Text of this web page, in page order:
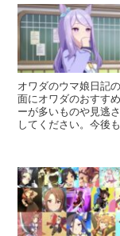
オワダのウマ娘日記
面にオワダのおすす
ーが多いものや見逃
してください。今後